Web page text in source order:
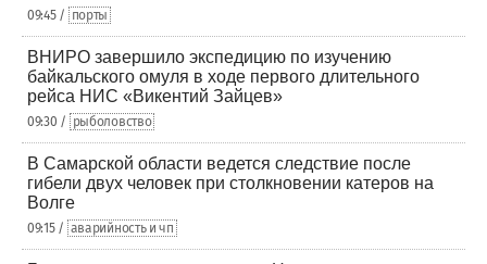
09:45 / порты
ВНИРО завершило экспедицию по изучению
байкальского омуля в ходе первого длительного
рейса НИС «Викентий Зайцев»
09:30 / рыболовство
В Самарской области ведется следствие после
гибели двух человек при столкновении катеров на
Волге
09:15 / аварийность и чп